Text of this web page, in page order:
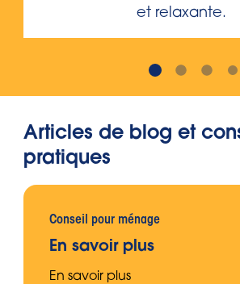
et relaxante.
Articles de blog et
pratiques
Conseil pour ménage
En savoir plus
En savoir plus